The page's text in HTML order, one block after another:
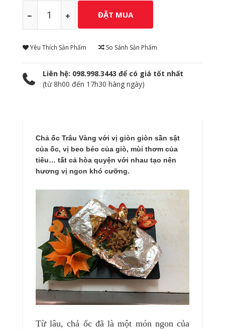
Yêu Thích Sản Phẩm So Sánh Sản Phẩm
Liên hệ: 098.998.3443 để có giá tốt nhất
(từ 8h00 đến 17h30 hàng ngày)
Chả ốc Trâu Vàng với vị giòn giòn sần sật
của ốc, vị beo béo của giò, mùi thơm của
tiêu… tất cả hòa quyện với nhau tạo nên
hương vị ngon khó cưỡng.
Từ lâu, chả ốc đã là một món ngon của